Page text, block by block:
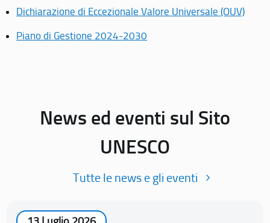
Dichiarazione di Eccezionale Valore Universale (OUV)
Piano di Gestione 2024-2030
News ed eventi sul Sito
UNESCO
Tutte le news e gli eventi